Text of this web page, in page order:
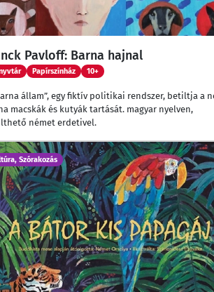
Pavloff: Barna hajnal
Papírszínház 10+
állam”, egy fiktív politikai rendszer, betiltja a
macskák és kutyák tartását. magyar nyelven,
német erdetivel.
Szórakozás